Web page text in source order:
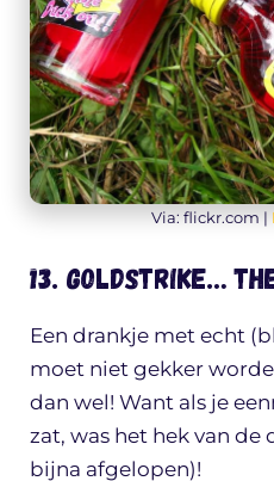
Via: flickr.com |
13. Goldstrike…
Een drankje met echt
moet niet gekker
dan wel! Want als je
zat, was het hek van de
bijna afgelopen)!